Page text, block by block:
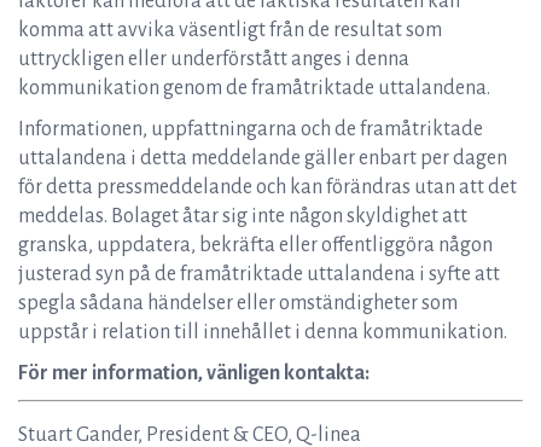
komma att avvika väsentligt från de resultat som
uttryckligen eller underförstått anges i denna
kommunikation genom de framåtriktade uttalandena.
Informationen, uppfattningarna och de framåtriktade
uttalandena i detta meddelande gäller enbart per dagen
för detta pressmeddelande och kan förändras utan att det
meddelas. Bolaget åtar sig inte någon skyldighet att
granska, uppdatera, bekräfta eller offentliggöra någon
justerad syn på de framåtriktade uttalandena i syfte att
spegla sådana händelser eller omständigheter som
uppstår i relation till innehållet i denna kommunikation.
För mer information, vänligen kontakta:
Stuart Gander, President & CEO, Q-linea